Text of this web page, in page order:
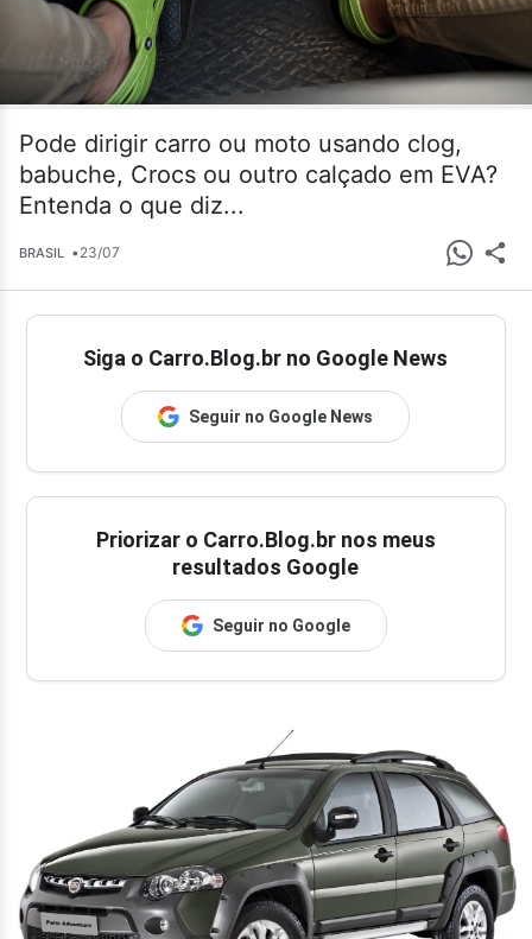
Pode dirigir carro ou moto usando clog,
babuche, Crocs ou outro calçado em EVA?
Entenda o que diz...
BRASIL •23/07
Siga o Carro.Blog.br no Google News
Seguir no Google News
Priorizar o Carro.Blog.br nos meus
resultados Google
Seguir no Google